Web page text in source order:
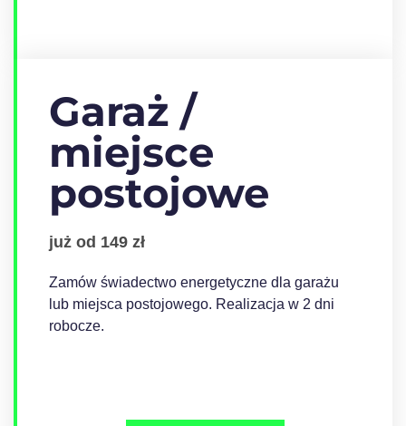
Garaż /
miejsce
postojowe
już od 149 zł
Zamów świadectwo energetyczne dla garażu
lub miejsca postojowego. Realizacja w 2 dni
robocze.